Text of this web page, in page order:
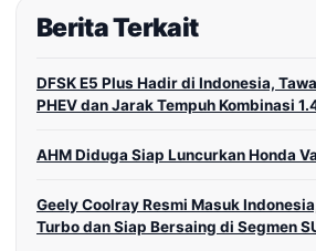
Berita Terkait
DFSK E5 Plus Hadir di Indonesia,
PHEV dan Jarak Tempuh Kombinasi
AHM Diduga Siap Luncurkan Honda
Geely Coolray Resmi Masuk
Turbo dan Siap Bersaing di Segmen